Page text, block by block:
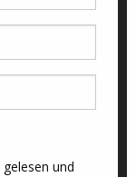
gelesen und